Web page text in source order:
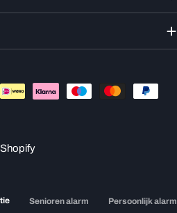
Senioren alarm Persoonlijk